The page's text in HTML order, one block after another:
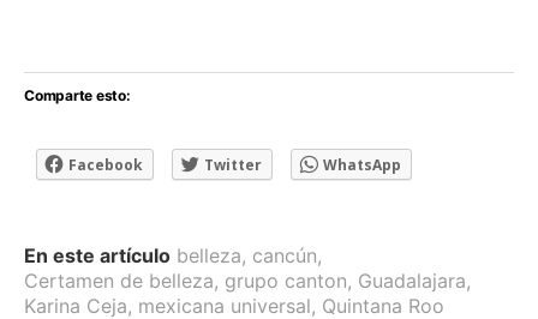
Comparte esto:
Facebook Twitter WhatsApp
En este artículo belleza, cancún,
Certamen de belleza, grupo canton, Guadalajara,
Karina Ceja, mexicana universal, Quintana Roo